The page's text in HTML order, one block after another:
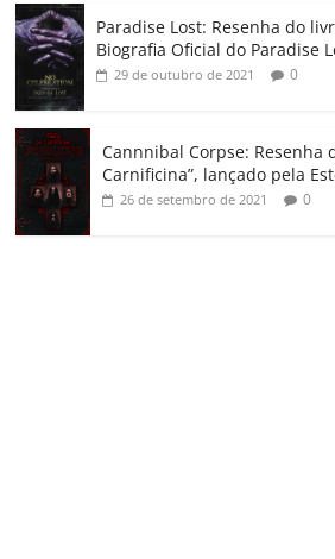
Paradise Lost: Resenha do
Biografia Oficial do Paradise
29 de outubro de 2021 0
Cannnibal Corpse: Resenha
Carnificina”, lançado pela
26 de setembro de 2021 0